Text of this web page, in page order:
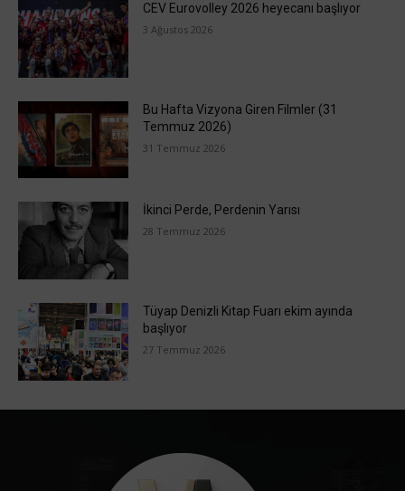
CEV Eurovolley 2026 heyecanı başlıyor
3 Ağustos 2026
Bu Hafta Vizyona Giren Filmler (31
Temmuz 2026)
31 Temmuz 2026
İkinci Perde, Perdenin Yarısı
28 Temmuz 2026
Tüyap Denizli Kitap Fuarı ekim ayında
başlıyor
27 Temmuz 2026